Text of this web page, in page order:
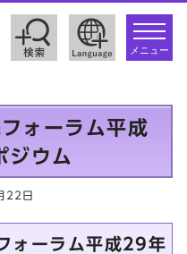
toggle
メニュー
ォーラム平成
ジウム
22日
ォーラム平成29年